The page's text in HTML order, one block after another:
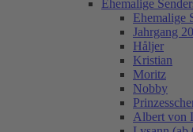
Ehemalige
Ehemalige
Jahrgang
Håljer
Kristian
Moritz
Nobby
Albert von